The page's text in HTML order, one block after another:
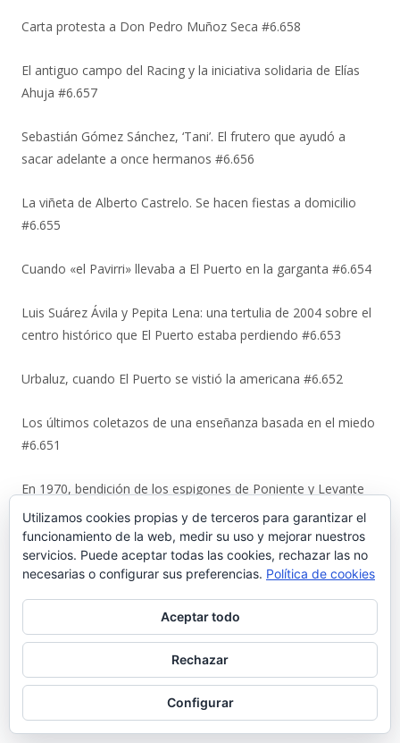
Carta protesta a Don Pedro Muñoz Seca #6.658
El antiguo campo del Racing y la iniciativa solidaria de Elías
Ahuja #6.657
Sebastián Gómez Sánchez, ‘Tani’. El frutero que ayudó a
sacar adelante a once hermanos #6.656
La viñeta de Alberto Castrelo. Se hacen fiestas a domicilio
#6.655
Cuando «el Pavirri» llevaba a El Puerto en la garganta #6.654
Luis Suárez Ávila y Pepita Lena: una tertulia de 2004 sobre el
centro histórico que El Puerto estaba perdiendo #6.653
Urbaluz, cuando El Puerto se vistió la americana #6.652
Los últimos coletazos de una enseñanza basada en el miedo
#6.651
En 1970, bendición de los espigones de Poniente y Levante
#6.650
El Coto de la Isleta y Valdelagrana. Geohistoria de un espacio
entre el mar y las marismas #6.649
La viñeta de Alberto Castrelo. Concentración para ver el
Mundial #6.648
La artesanía de Ditas Lafita enciende un nuevo escaparate
Utilizamos cookies propias y de terceros para garantizar el
funcionamiento de la web, medir su uso y mejorar nuestros
servicios. Puede aceptar todas las cookies, rechazar las no
necesarias o configurar sus preferencias. Política de cookies
Aceptar todo
Rechazar
Configurar